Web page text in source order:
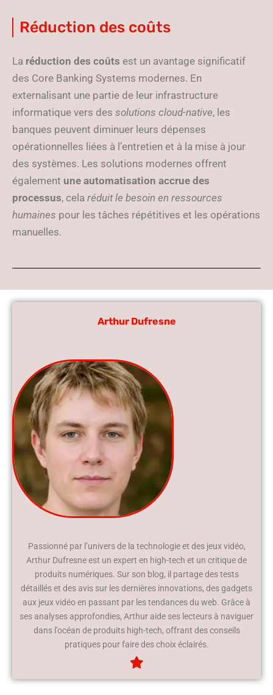
Réduction des coûts
La réduction des coûts est un avantage significatif
des Core Banking Systems modernes. En
externalisant une partie de leur infrastructure
informatique vers des solutions cloud-native, les
banques peuvent diminuer leurs dépenses
opérationnelles liées à l’entretien et à la mise à jour
des systèmes. Les solutions modernes offrent
également une automatisation accrue des
processus, cela réduit le besoin en ressources
humaines pour les tâches répétitives et les opérations
manuelles.
Arthur Dufresne
Passionné par l’univers de la technologie et des jeux vidéo,
Arthur Dufresne est un expert en high-tech et un critique de
produits numériques. Sur son blog, il partage des tests
détaillés et des avis sur les dernières innovations, des gadgets
aux jeux vidéo en passant par les tendances du web. Grâce à
ses analyses approfondies, Arthur aide ses lecteurs à naviguer
dans l’océan de produits high-tech, offrant des conseils
pratiques pour faire des choix éclairés.